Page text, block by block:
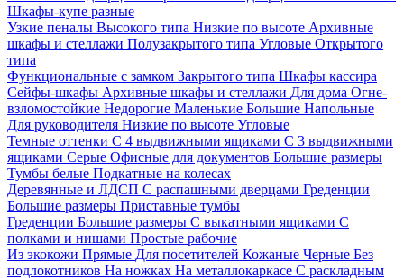
Шкафы-купе разные
Узкие пеналы Высокого типа Низкие по высоте Архивные
шкафы и стеллажи Полузакрытого типа Угловые Открытого
типа
Функциональные с замком Закрытого типа Шкафы кассира
Сейфы-шкафы Архивные шкафы и стеллажи Для дома Огне-
взломостойкие Недорогие Маленькие Большие Напольные
Для руководителя Низкие по высоте Угловые
Темные оттенки С 4 выдвижными ящиками С 3 выдвижными
ящиками Серые Офисные для документов Большие размеры
Тумбы белые Подкатные на колесах
Деревянные и ЛДСП С распашными дверцами Греденции
Большие размеры Приставные тумбы
Греденции Большие размеры С выкатными ящиками С
полками и нишами Простые рабочие
Из экокожи Прямые Для посетителей Кожаные Черные Без
подлокотников На ножках На металлокаркасе С раскладным